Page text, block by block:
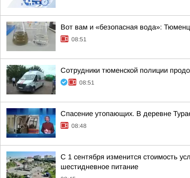
Вот вам и «безопасная вода»:
08:51
Сотрудники тюменской полиции
08:51
Спасение утопающих. В деревне
08:48
С 1 сентября изменится стоимость
шестидневное питание